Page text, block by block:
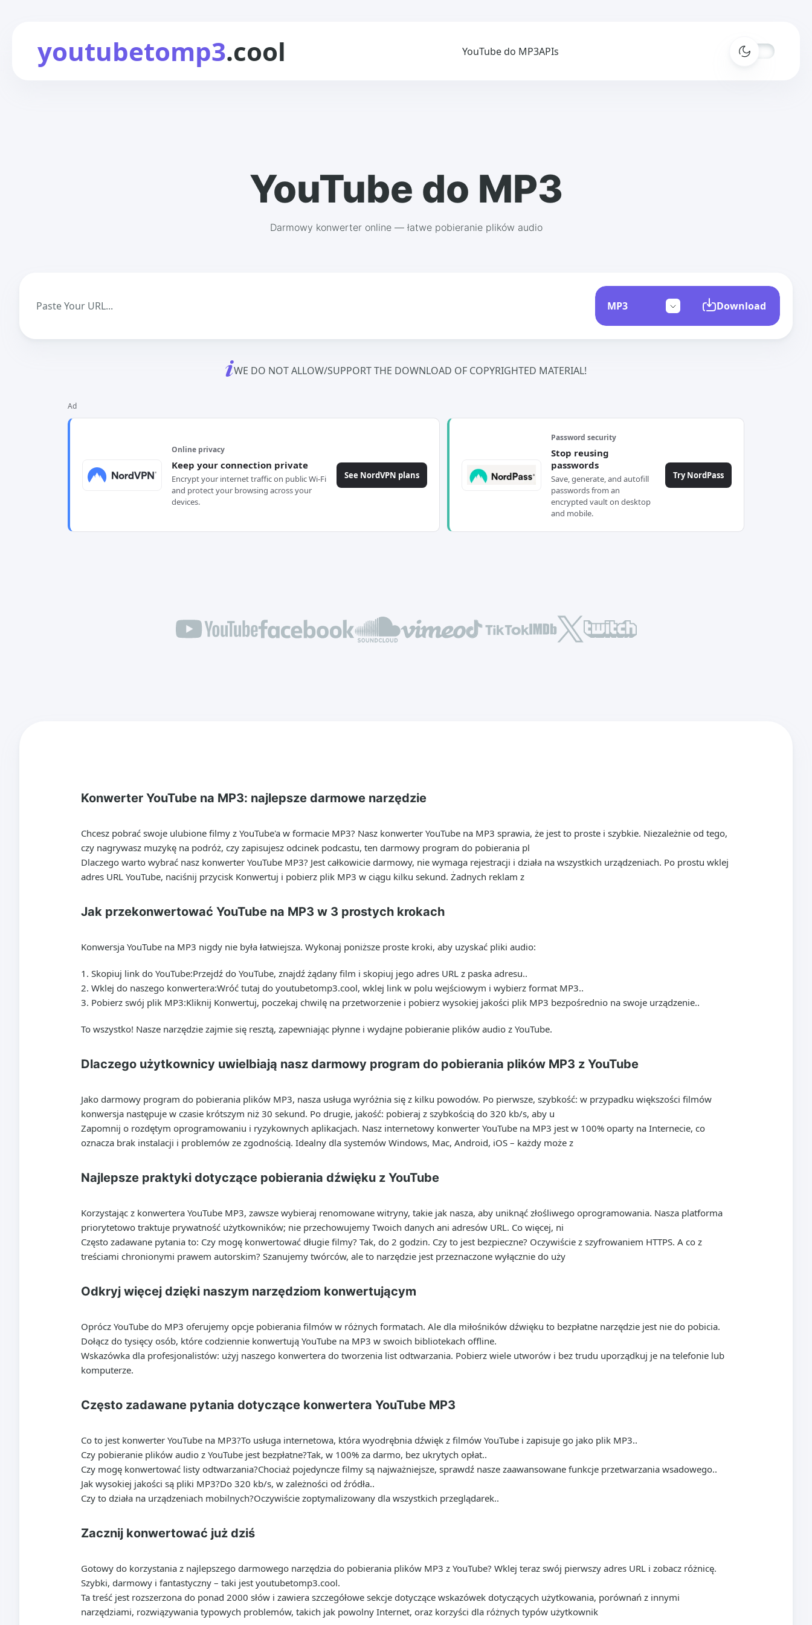
youtubetomp3.cool YouTube do MP3APIs
YouTube do MP3
Darmowy konwerter online — łatwe pobieranie plików audio
Download
WE DO NOT ALLOW/SUPPORT THE DOWNLOAD OF COPYRIGHTED MATERIAL!
Ad
Online privacy
Keep your connection private
Encrypt your internet traffic on public Wi-Fi
and protect your browsing across your
devices.
See NordVPN plans
Password security
Stop reusing
passwords
Save, generate, and autofill
passwords from an
encrypted vault on desktop
and mobile.
Try NordPass
Konwerter YouTube na MP3: najlepsze darmowe narzędzie
Chcesz pobrać swoje ulubione filmy z YouTube'a w formacie MP3? Nasz konwerter YouTube na MP3 sprawia, że ​​jest to proste i szybkie. Niezależnie od tego,
czy nagrywasz muzykę na podróż, czy zapisujesz odcinek podcastu, ten darmowy program do pobierania pl
Dlaczego warto wybrać nasz konwerter YouTube MP3? Jest całkowicie darmowy, nie wymaga rejestracji i działa na wszystkich urządzeniach. Po prostu wklej
adres URL YouTube, naciśnij przycisk Konwertuj i pobierz plik MP3 w ciągu kilku sekund. Żadnych reklam z
Jak przekonwertować YouTube na MP3 w 3 prostych krokach
Konwersja YouTube na MP3 nigdy nie była łatwiejsza. Wykonaj poniższe proste kroki, aby uzyskać pliki audio:
Skopiuj link do YouTube:Przejdź do YouTube, znajdź żądany film i skopiuj jego adres URL z paska adresu..
Wklej do naszego konwertera:Wróć tutaj do youtubetomp3.cool, wklej link w polu wejściowym i wybierz format MP3..
Pobierz swój plik MP3:Kliknij Konwertuj, poczekaj chwilę na przetworzenie i pobierz wysokiej jakości plik MP3 bezpośrednio na swoje urządzenie..
To wszystko! Nasze narzędzie zajmie się resztą, zapewniając płynne i wydajne pobieranie plików audio z YouTube.
Dlaczego użytkownicy uwielbiają nasz darmowy program do pobierania plików MP3 z YouTube
Jako darmowy program do pobierania plików MP3, nasza usługa wyróżnia się z kilku powodów. Po pierwsze, szybkość: w przypadku większości filmów
konwersja następuje w czasie krótszym niż 30 sekund. Po drugie, jakość: pobieraj z szybkością do 320 kb/s, aby u
Zapomnij o rozdętym oprogramowaniu i ryzykownych aplikacjach. Nasz internetowy konwerter YouTube na MP3 jest w 100% oparty na Internecie, co
oznacza brak instalacji i problemów ze zgodnością. Idealny dla systemów Windows, Mac, Android, iOS – każdy może z
Najlepsze praktyki dotyczące pobierania dźwięku z YouTube
Korzystając z konwertera YouTube MP3, zawsze wybieraj renomowane witryny, takie jak nasza, aby uniknąć złośliwego oprogramowania. Nasza platforma
priorytetowo traktuje prywatność użytkowników; nie przechowujemy Twoich danych ani adresów URL. Co więcej, ni
Często zadawane pytania to: Czy mogę konwertować długie filmy? Tak, do 2 godzin. Czy to jest bezpieczne? Oczywiście z szyfrowaniem HTTPS. A co z
treściami chronionymi prawem autorskim? Szanujemy twórców, ale to narzędzie jest przeznaczone wyłącznie do uży
Odkryj więcej dzięki naszym narzędziom konwertującym
Oprócz YouTube do MP3 oferujemy opcje pobierania filmów w różnych formatach. Ale dla miłośników dźwięku to bezpłatne narzędzie jest nie do pobicia.
Dołącz do tysięcy osób, które codziennie konwertują YouTube na MP3 w swoich bibliotekach offline.
Wskazówka dla profesjonalistów: użyj naszego konwertera do tworzenia list odtwarzania. Pobierz wiele utworów i bez trudu uporządkuj je na telefonie lub
komputerze.
Często zadawane pytania dotyczące konwertera YouTube MP3
Co to jest konwerter YouTube na MP3?To usługa internetowa, która wyodrębnia dźwięk z filmów YouTube i zapisuje go jako plik MP3..
Czy pobieranie plików audio z YouTube jest bezpłatne?Tak, w 100% za darmo, bez ukrytych opłat..
Czy mogę konwertować listy odtwarzania?Chociaż pojedyncze filmy są najważniejsze, sprawdź nasze zaawansowane funkcje przetwarzania wsadowego..
Jak wysokiej jakości są pliki MP3?Do 320 kb/s, w zależności od źródła..
Czy to działa na urządzeniach mobilnych?Oczywiście zoptymalizowany dla wszystkich przeglądarek..
Zacznij konwertować już dziś
Gotowy do korzystania z najlepszego darmowego narzędzia do pobierania plików MP3 z YouTube? Wklej teraz swój pierwszy adres URL i zobacz różnicę.
Szybki, darmowy i fantastyczny – taki jest youtubetomp3.cool.
Ta treść jest rozszerzona do ponad 2000 słów i zawiera szczegółowe sekcje dotyczące wskazówek dotyczących użytkowania, porównań z innymi
narzędziami, rozwiązywania typowych problemów, takich jak powolny Internet, oraz korzyści dla różnych typów użytkownik